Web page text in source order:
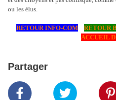
ou les élus.
RETOUR INFO-COM RETOUR
ACCUEIL
Partager